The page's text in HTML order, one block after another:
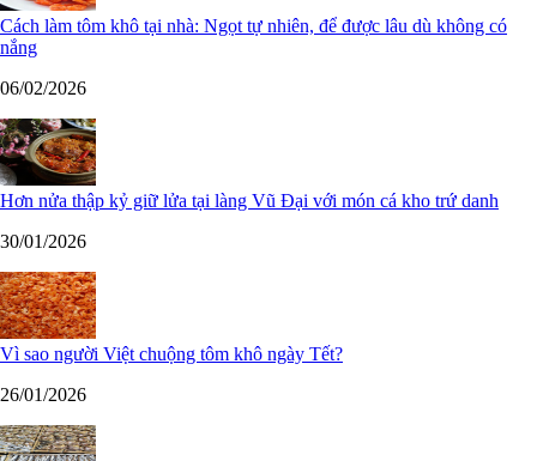
Cách làm tôm khô tại nhà: Ngọt tự nhiên, để được lâu dù không có
nắng
06/02/2026
Hơn nửa thập kỷ giữ lửa tại làng Vũ Đại với món cá kho trứ danh
30/01/2026
Vì sao người Việt chuộng tôm khô ngày Tết?
26/01/2026